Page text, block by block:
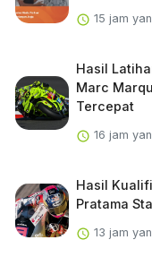
15 jam
Hasil
Marc
Tercepat
16 jam
Hasil
Pratama
13 jam